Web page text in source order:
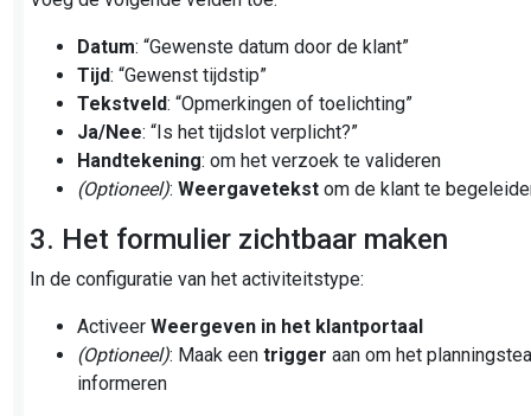
Datum: “Gewenste datum door de klant”
Tijd: “Gewenst tijdstip”
Tekstveld: “Opmerkingen of toelichting”
Ja/Nee: “Is het tijdslot verplicht?”
Handtekening: om het verzoek te valideren
(Optioneel):Weergavetekst om de klant te
3. Het formulier zichtbaar maken
In de configuratie van het activiteitstype:
ActiveerWeergeven in het klantportaal
(Optioneel): Maak eentrigger aan om het
informeren